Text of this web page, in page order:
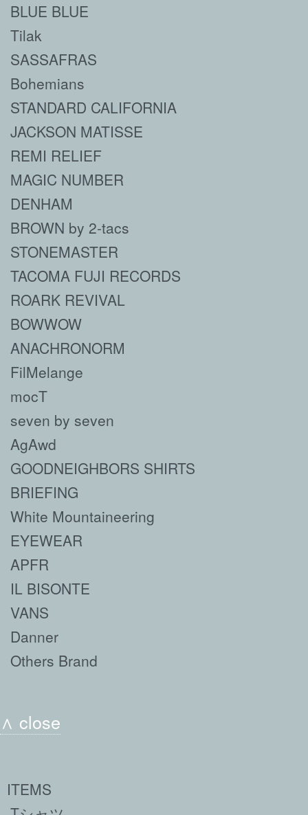
BLUE BLUE
Tilak
SASSAFRAS
Bohemians
STANDARD CALIFORNIA
JACKSON MATISSE
REMI RELIEF
MAGIC NUMBER
DENHAM
BROWN by 2-tacs
STONEMASTER
TACOMA FUJI RECORDS
ROARK REVIVAL
BOWWOW
ANACHRONORM
FilMelange
mocT
seven by seven
AgAwd
GOODNEIGHBORS SHIRTS
BRIEFING
White Mountaineering
EYEWEAR
APFR
IL BISONTE
VANS
Danner
Others Brand
∧ close
ITEMS